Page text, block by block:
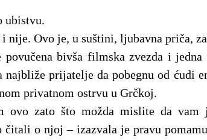
ubistvu.
nije. Ovo je, u suštini, ljubavna priča,
povučena bivša filmska zvezda i
najbliže prijatelje da pobegnu od ćudi
privatnom ostrvu u Grčkoj.
ovo zato što možda mislite da vam
čitali o njoj – izazvala je pravu